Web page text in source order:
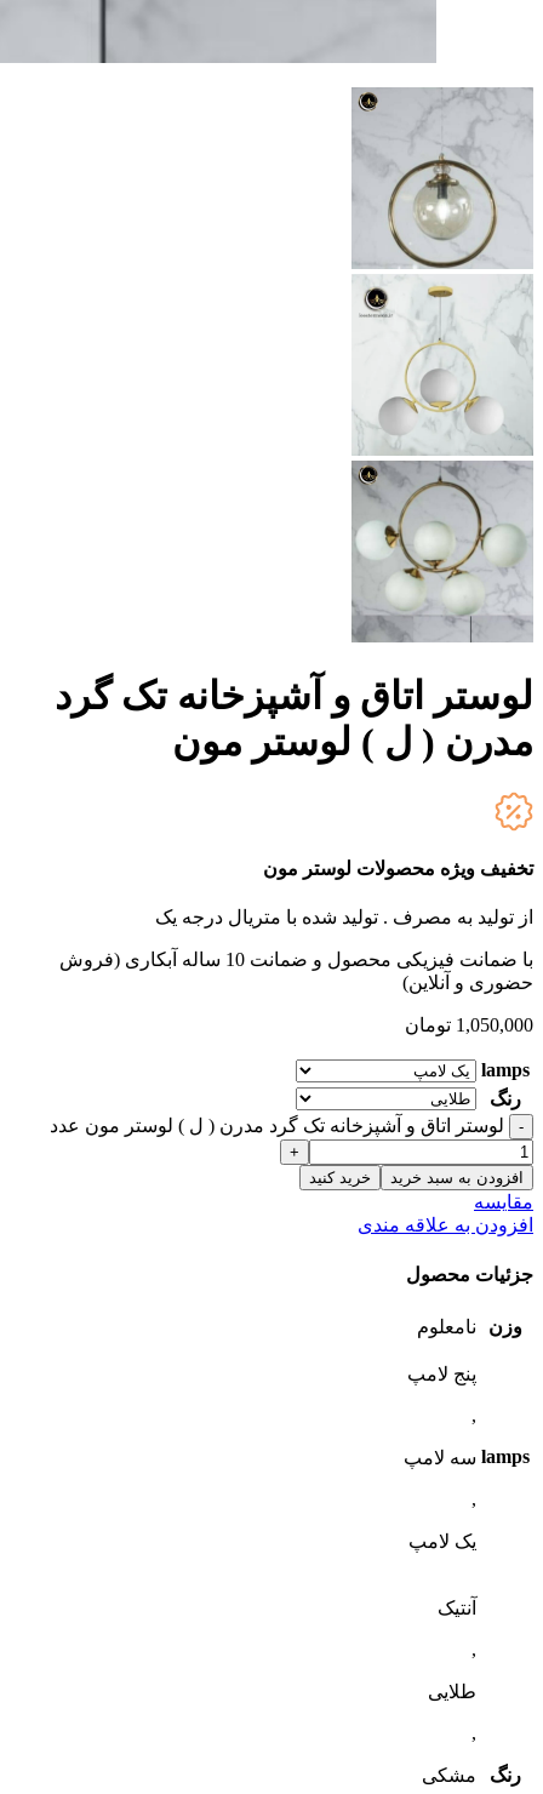
لوستر اتاق و آشپزخانه تک گرد
مدرن ( ل ) لوستر مون
تخفیف ویژه محصولات لوستر مون
از تولید به مصرف . تولید شده با متریال درجه یک
با ضمانت فیزیکی محصول و ضمانت 10 ساله آبکاری (فروش
حضوری و آنلاین)
1,050,000 تومان
lamps
رنگ
لوستر اتاق و آشپزخانه تک گرد مدرن ( ل ) لوستر مون عدد
افزودن به سبد خرید خرید کنید
مقایسه
افزودن به علاقه مندی
جزئیات محصول
وزن نامعلوم
lamps
پنج لامپ
,
سه لامپ
,
یک لامپ
رنگ
آنتیک
,
طلایی
,
مشکی